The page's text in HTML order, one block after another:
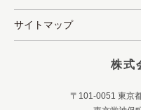
サイトマップ
株式
〒101-0051 東京